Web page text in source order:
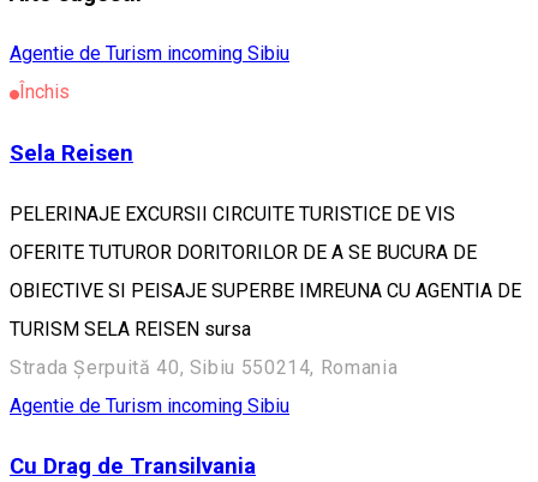
Agentie de Turism incoming Sibiu
Închis
Sela Reisen
PELERINAJE EXCURSII CIRCUITE TURISTICE DE VIS
OFERITE TUTUROR DORITORILOR DE A SE BUCURA DE
OBIECTIVE SI PEISAJE SUPERBE IMREUNA CU AGENTIA DE
TURISM SELA REISEN sursa
Strada Șerpuită 40, Sibiu 550214, Romania
Agentie de Turism incoming Sibiu
Cu Drag de Transilvania